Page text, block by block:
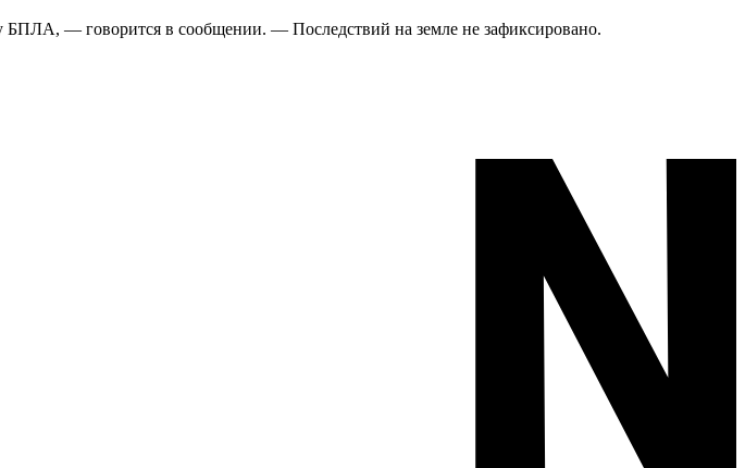
— говорится в сообщении. — Последствий на земле не зафиксировано.